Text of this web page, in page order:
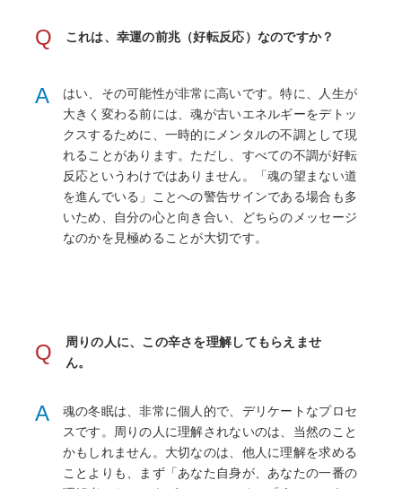
Q これは、幸運の前兆（好転反応）なのですか？
A
はい、その可能性が非常に高いです。特に、人生が
大きく変わる前には、魂が古いエネルギーをデトッ
クスするために、一時的にメンタルの不調として現
れることがあります。ただし、すべての不調が好転
反応というわけではありません。「魂の望まない道
を進んでいる」ことへの警告サインである場合も多
いため、自分の心と向き合い、どちらのメッセージ
なのかを見極めることが大切です。
Q
周りの人に、この辛さを理解してもらえませ
ん。
A
魂の冬眠は、非常に個人的で、デリケートなプロセ
スです。周りの人に理解されないのは、当然のこと
かもしれません。大切なのは、他人に理解を求める
ことよりも、まず「あなた自身が、あなたの一番の